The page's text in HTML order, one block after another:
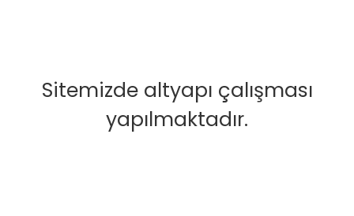
Sitemizde altyapı çalışması
yapılmaktadır.